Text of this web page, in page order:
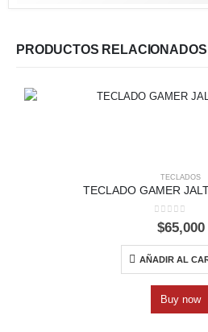
PRODUCTOS RELACIONADOS
TECLADOS
TECLADO GAMER
0out of 5
$65,000
AÑADIR AL
Buy now